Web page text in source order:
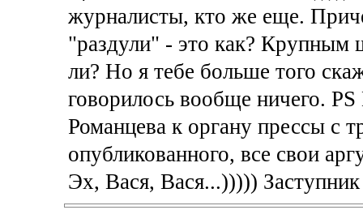
журналисты, кто же еще.
"раздули" - это как? Крупным
ли? Но я тебе больше того
говорилось вообще ничего.
Романцева к органу прессы с
опубликованного, все свои
Эх, Вася, Вася...)))))